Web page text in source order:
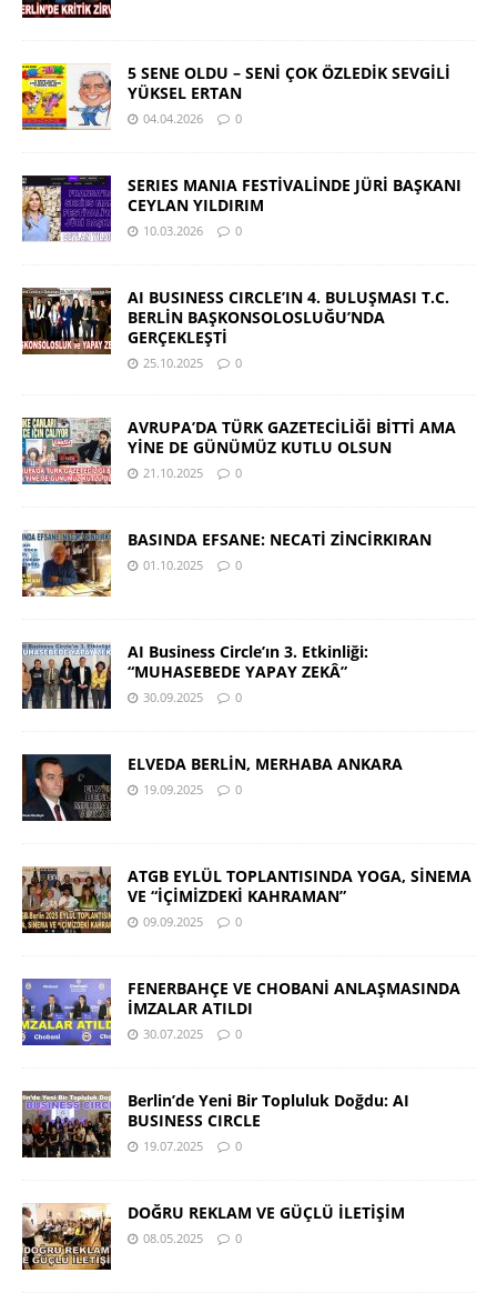
5 SENE OLDU – SENİ ÇOK ÖZLEDİK SEVGİLİ
YÜKSEL ERTAN
04.04.2026 0
SERIES MANIA FESTİVALİNDE JÜRİ BAŞKANI
CEYLAN YILDIRIM
10.03.2026 0
AI BUSINESS CIRCLE’IN 4. BULUŞMASI T.C.
BERLİN BAŞKONSOLOSLUĞU’NDA
GERÇEKLEŞTİ
25.10.2025 0
AVRUPA’DA TÜRK GAZETECİLİĞİ BİTTİ AMA
YİNE DE GÜNÜMÜZ KUTLU OLSUN
21.10.2025 0
BASINDA EFSANE: NECATİ ZİNCİRKIRAN
01.10.2025 0
AI Business Circle’ın 3. Etkinliği:
“MUHASEBEDE YAPAY ZEKÂ”
30.09.2025 0
ELVEDA BERLİN, MERHABA ANKARA
19.09.2025 0
ATGB EYLÜL TOPLANTISINDA YOGA, SİNEMA
VE “İÇİMİZDEKİ KAHRAMAN”
09.09.2025 0
FENERBAHÇE VE CHOBANİ ANLAŞMASINDA
İMZALAR ATILDI
30.07.2025 0
Berlin’de Yeni Bir Topluluk Doğdu: AI
BUSINESS CIRCLE
19.07.2025 0
DOĞRU REKLAM VE GÜÇLÜ İLETİŞİM
08.05.2025 0